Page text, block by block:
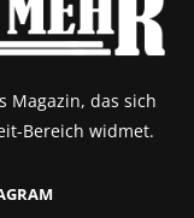
Magazin, das sich
Bereich widmet.